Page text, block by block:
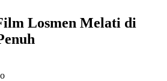
Losmen Melati di